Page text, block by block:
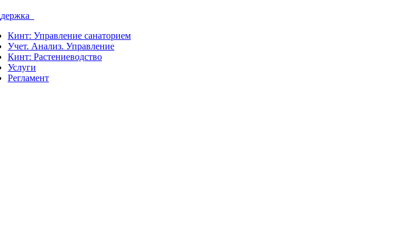
Кинт: Управление санаторием
Учет. Анализ. Управление
Кинт: Растениеводство
Услуги
Регламент